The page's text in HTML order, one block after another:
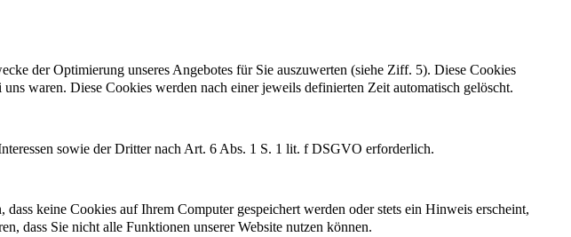
der Optimierung unseres Angebotes für Sie auszuwerten (siehe Ziff. 5). Diese Cookies
waren. Diese Cookies werden nach einer jeweils definierten Zeit automatisch gelöscht.
sowie der Dritter nach Art. 6 Abs. 1 S. 1 lit. f DSGVO erforderlich.
keine Cookies auf Ihrem Computer gespeichert werden oder stets ein Hinweis erscheint,
dass Sie nicht alle Funktionen unserer Website nutzen können.